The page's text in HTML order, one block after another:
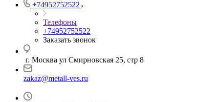
+74952752522
Телефоны
+74952752522
Заказать звонок
г. Москва ул Смирновская 25, стр 8
zakaz@metall-ves.ru